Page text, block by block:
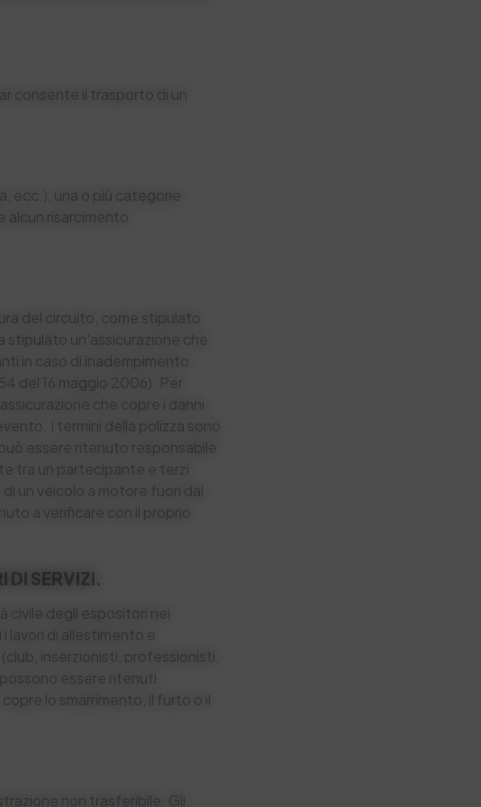
consente il trasporto di un
ecc.), una o più categorie
risarcimento
del circuito, come stipulato
stipulato un'assicurazione che
in caso di inadempimento
del 16 maggio 2006). Per
che copre i danni
I termini della polizza sono
essere ritenuto responsabile
tra un partecipante e terzi
un veicolo a motore fuori dal
a verificare con il proprio
SERVIZI.
civile degli espositori nei
di allestimento e
inserzionisti, professionisti,
essere ritenuti
lo smarrimento, il furto o il
non trasferibile. Gli